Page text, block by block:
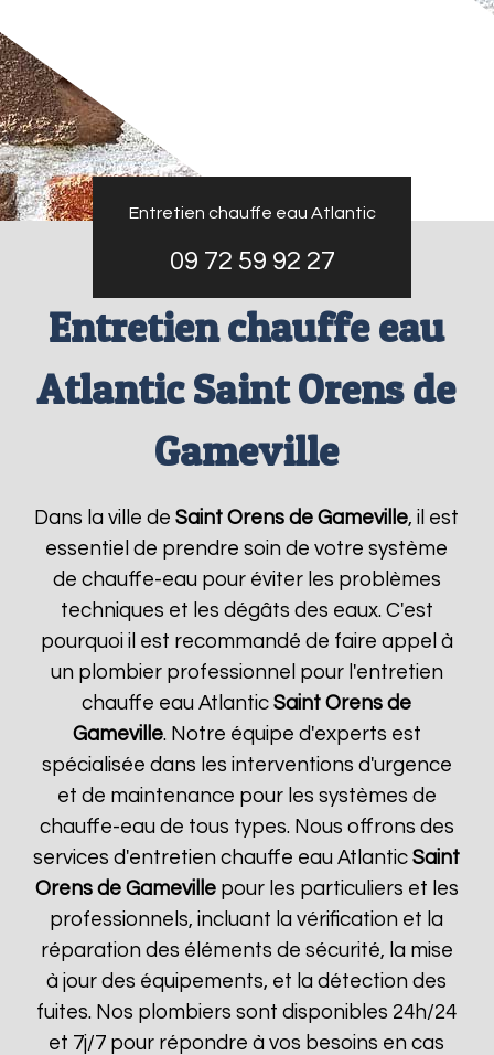
Entretien chauffe eau Atlantic
09 72 59 92 27
Entretien chauffe eau
Atlantic Saint Orens de
Gameville
Dans la ville deSaint Orens de Gameville, il est
essentiel de prendre soin de votre système
de chauffe-eau pour éviter les problèmes
techniques et les dégâts des eaux. C'est
pourquoi il est recommandé de faire appel à
un plombier professionnel pour l'entretien
chauffe eau AtlanticSaint Orens de
Gameville. Notre équipe d'experts est
spécialisée dans les interventions d'urgence
et de maintenance pour les systèmes de
chauffe-eau de tous types. Nous offrons des
services d'entretien chauffe eau AtlanticSaint
Orens de Gamevillepour les particuliers et les
professionnels, incluant la vérification et la
réparation des éléments de sécurité, la mise
à jour des équipements, et la détection des
fuites. Nos plombiers sont disponibles 24h/24
et 7j/7 pour répondre à vos besoins en cas